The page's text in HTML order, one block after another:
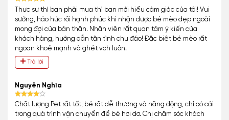
Thực sự thì bạn phải mua thì bạn mới hiểu cảm giác của tôi! Vui
sướng, háo hức rồi hạnh phúc khi nhận được bé mèo đẹp ngoài
mong đợi của bản thân. Nhân viên rất quan tâm ý kiến của
khách hàng, hướng dẫn tận tình chu đáo! Đặc biệt bé mèo rất
ngoan khoẻ mạnh và ghét vch luôn.
Trả lời
Nguyễn Nghĩa
Chất lượng Pet rất tốt, bé rất dễ thương và năng động, chỉ có cái
trong quá trình vận chuyển để bé hơi dơ. Chị chăm sóc khách